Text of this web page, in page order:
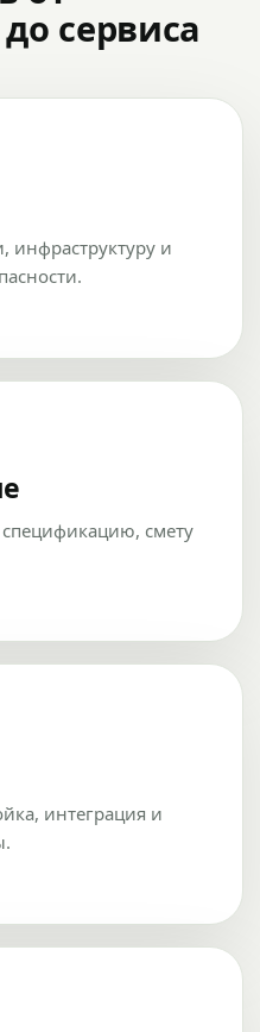
сервиса
инфраструктуру и
смету
интеграция и